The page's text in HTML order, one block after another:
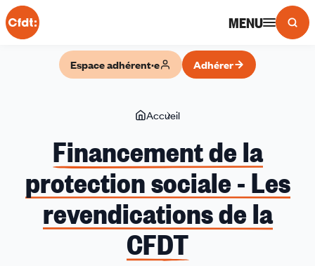
Panneau de gestion des cookies
MENU
Espace adhérent·e Adhérer
Vous
ici
Accueil
la
protection
sociale
-
Les
revendications
de
Financement de la
protection sociale - Les
revendications de la
CFDT